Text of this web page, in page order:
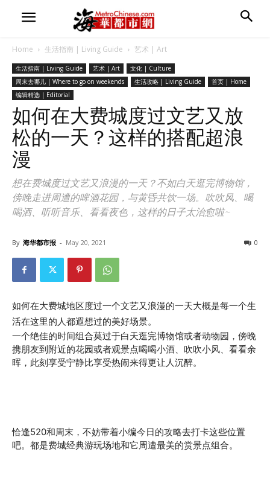
Home 生活指南 | Living Guide 艺术 | Art
生活指南 | Living Guide 艺术 | Art
文化 | Culture
周末去哪儿 | Where to go on weekends
生活攻略 | Living Guide
首页 | Home
编辑精选 | Editorial
如何在大费城度过文艺又放
松的一天？这样的搭配超浪
漫
想在费城度过文艺又浪漫的一天？不如白天逛完博物馆，
傍晚走进周遭的啤酒花园，与黄昏共饮一场。吹吹风、喝
喝酒、听听音乐、看看夜色，这样的日子太治愈啦~
By 海华都市报 - May 20, 2021 0
如何在大费城地区度过一个文艺又浪漫的一天大概是每一个生
活在这里的人都遐想过的美好场景。
一个绝佳的时间组合莫过于白天逛完博物馆或者动物园，傍晚
携朋友到附近的花园或者观景点喝喝小酒、吹吹小风、看看余
晖，此刻享受宁静比享受热闹来得更让人沉醉。
恰逢520和周末，不妨带着小编今日的攻略去打卡这些位置
吧。都是费城经典游玩场地和它周遭最美的赏景点组合。